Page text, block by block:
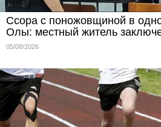
Ссора с поножовщиной в
Олы: местный житель
05/08/2026